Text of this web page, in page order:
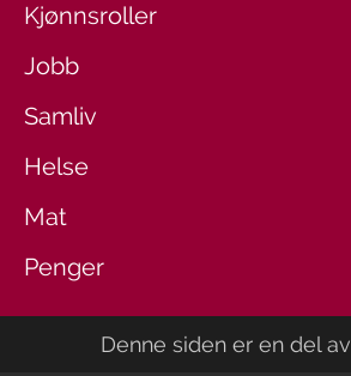
Kjønnsroller
Jobb
Samliv
Helse
Mat
Penger
Denne siden er en del av